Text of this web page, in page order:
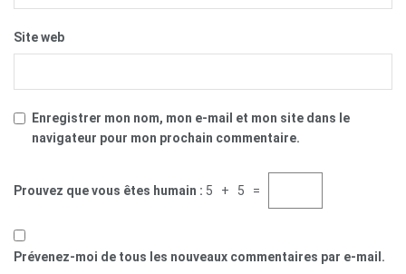
Site web
Enregistrer mon nom, mon e-mail et mon site dans le
navigateur pour mon prochain commentaire.
Prouvez que vous êtes humain : 5 + 5 =
Prévenez-moi de tous les nouveaux commentaires par e-mail.